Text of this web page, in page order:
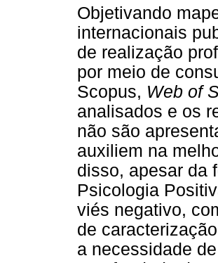
Objetivando
internacionais
de realização
por meio de
Scopus, Web of
analisados e os
não são
auxiliem na
disso, apesar da
Psicologia
viés negativo,
de
a necessidade